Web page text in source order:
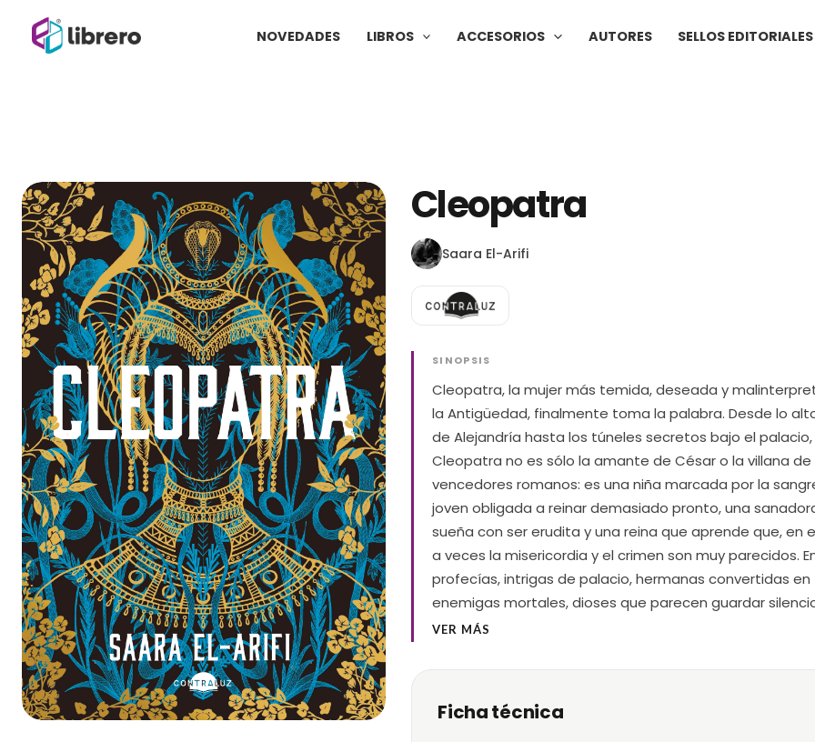
NOVEDADES LIBROS ACCESORIOS AUTORES SELLOS EDITORIALES
Cleopatra
Saara El-Arifi
SINOPSIS
Cleopatra, la mujer más temida, deseada y
la Antigüedad, finalmente toma la palabra. Desde lo
de Alejandría hasta los túneles secretos bajo el
Cleopatra no es sólo la amante de César o la villana de
vencedores romanos: es una niña marcada por la
joven obligada a reinar demasiado pronto, una
sueña con ser erudita y una reina que aprende que, en
a veces la misericordia y el crimen son muy parecidos.
profecías, intrigas de palacio, hermanas convertidas en
enemigas mortales, dioses que parecen guardar
VER MÁS
Ficha técnica